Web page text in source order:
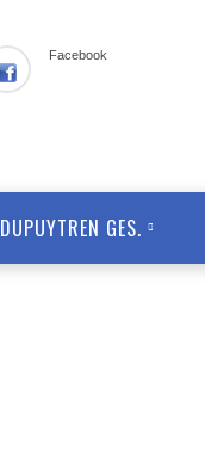
Facebook
DUPUYTREN GES.